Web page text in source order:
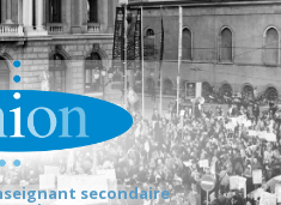
secondaire